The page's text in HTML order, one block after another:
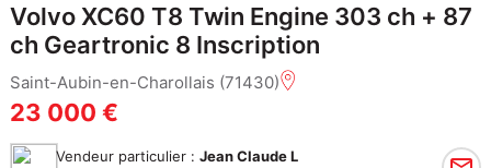
Volvo XC60 T8 Twin Engine 303 ch + 87
ch Geartronic 8 Inscription
Saint-Aubin-en-Charollais (71430)
23 000 €
Vendeur particulier : Jean Claude L